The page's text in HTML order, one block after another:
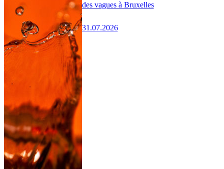
des vagues à Bruxelles
31.07.2026